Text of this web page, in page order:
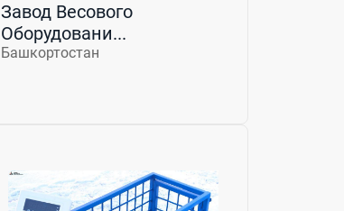
Завод Весового
Оборудовани...
Башкортостан